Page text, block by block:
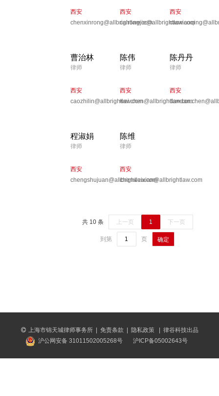
西安
chenxinrong@allbrightlaw.com
西安
cairongjie@allbrightlaw.com
西安
曹治林
律师
西安
caozhilin@allbrightlaw.com
陈伟
律师
西安
wei.chen@allbrightlaw.com
陈丹丹
律师
西安
程淑娟
律师
西安
chengshujuan@allbrightlaw.com
陈维
律师
西安
chenweixian@allbrightlaw.com
共 10 条 上一页 1 下一页
到第 页 确定
上海市锦天城律师事务所 免责条款 隐私政策
律谷科技出品
沪公网安备 31011502005268号
沪ICP备05002643号